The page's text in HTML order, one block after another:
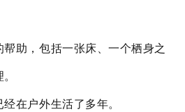
助， 包括一张床、一个栖身之
经在户外生活了多年。